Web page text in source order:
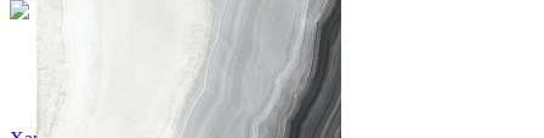
Характеристики
Инструкции по монтажу